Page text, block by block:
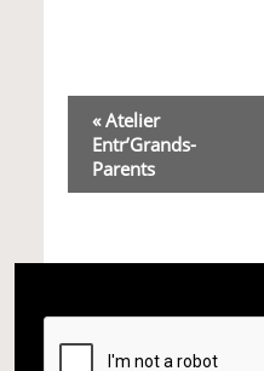
Navigation
Évènement
«Atelier
Entr’Grands-
Parents